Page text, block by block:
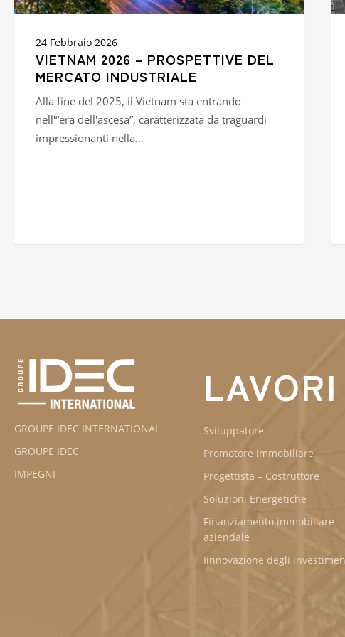
24 Febbraio 2026
VIETNAM 2026 – PROSPETTIVE DEL
MERCATO INDUSTRIALE
Alla fine del 2025, il Vietnam sta entrando
nell'“era dell'ascesa”, caratterizzata da traguardi
impressionanti nella…
alla
GROUPE IDEC INTERNATIONAL
GROUPE IDEC
IMPEGNI
LAVORI
Sviluppatore
Promotore immobiliare
Progettista – Costruttore
Soluzioni Energetiche
Finanziamento immobiliare
aziendale
Iinnovazione degli